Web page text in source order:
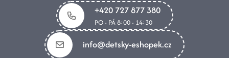
+420 727 877 380
PO - PÁ 8:00 - 14:30
info@detsky-eshopek.cz